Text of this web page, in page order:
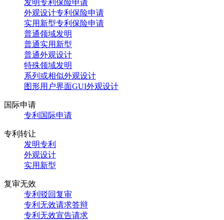
发明专利保险申请
外观设计专利保险申请
实用新型专利保险申请
普通领域发明
普通实用新型
普通外观设计
特殊领域发明
系列或相似外观设计
图形用户界面GUI外观设计
国际申请
专利国际申请
专利转让
发明专利
外观设计
实用新型
复审无效
专利驳回复审
专利无效请求答辩
专利无效宣告请求